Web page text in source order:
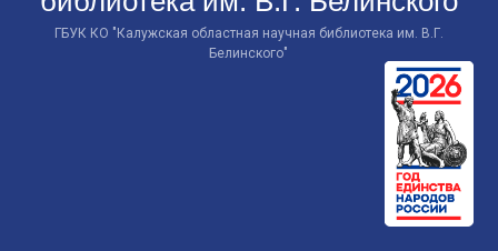
ГБУК КО "Калужская областная научная библиотека им. В.Г.
Белинского"